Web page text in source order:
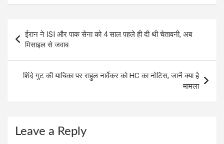
ce
b
o
o
k
at
s
A
p
p
e
gr
a
m
tt
er
er
t
ail ar
e
navigation
ईरान ने ISI और पाक सेना को 4 साल पहले ही दी थी चेतावनी, अब
मिसाइल से जवाब
शिंदे गुट की याचिका पर राहुल नार्वेकर को HC का नोटिस, जानें क्या है
मामला
Leave a Reply